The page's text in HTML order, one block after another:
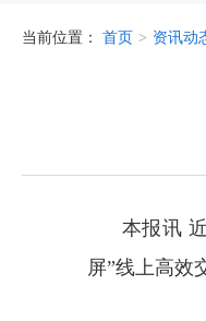
当前位置： 首页 > 资讯动
本报讯
屏”线上高效